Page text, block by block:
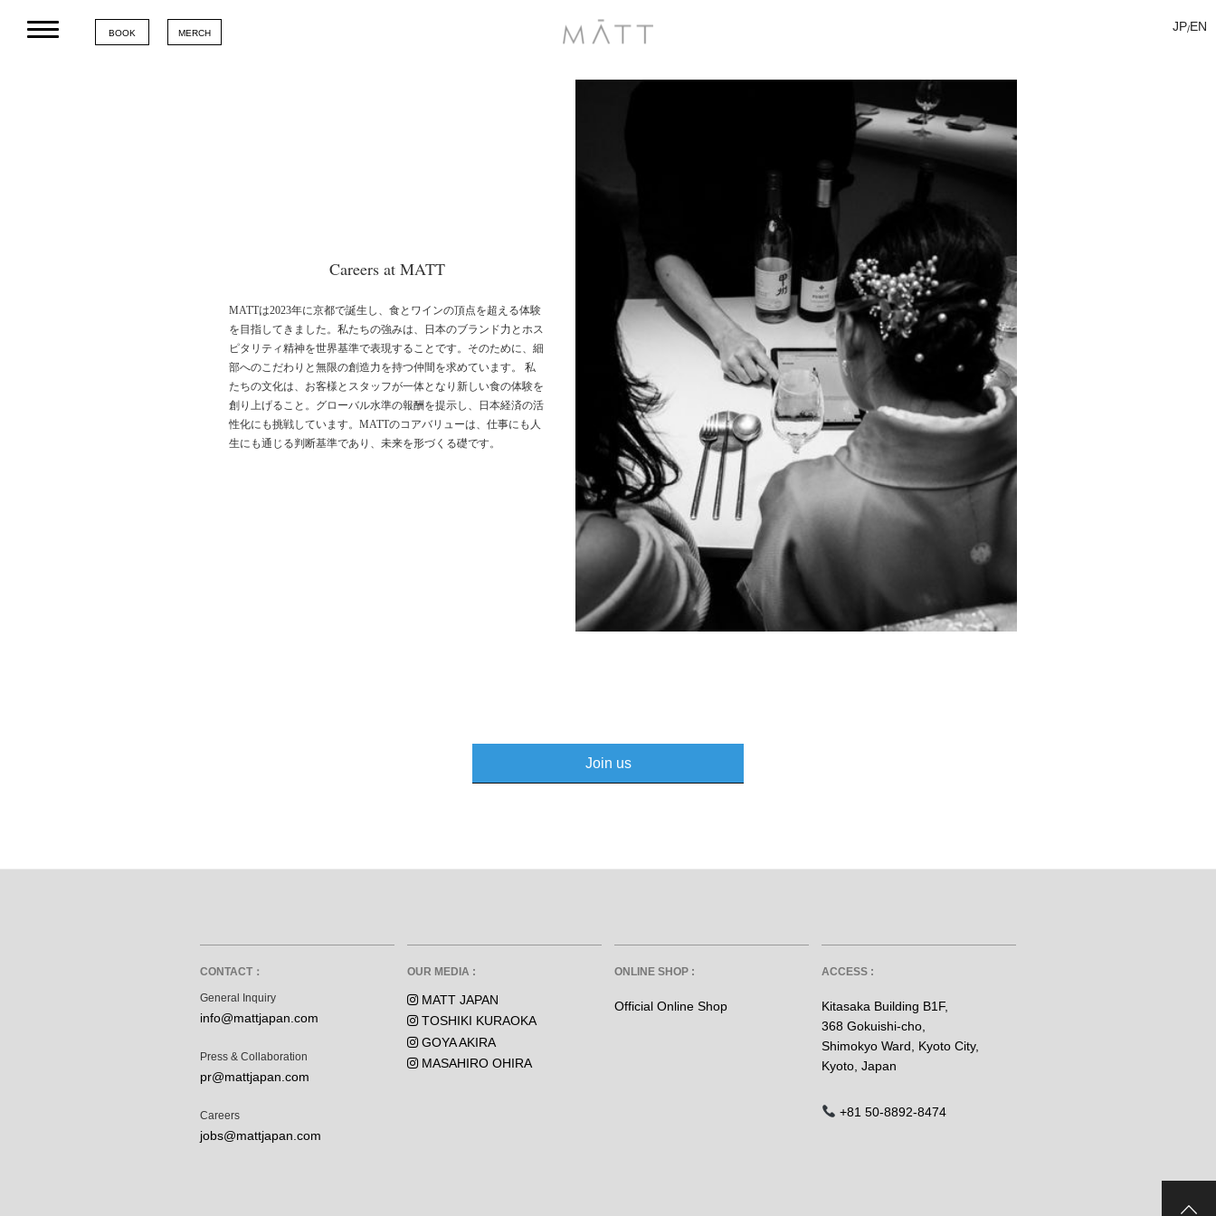
BOOK MERCH JP/EN
Careers at MATT
MATTは2023年に京都で誕生し、食とワインの頂点を超える体験
を目指してきました。私たちの強みは、日本のブランド力とホス
ピタリティ精神を世界基準で表現することです。そのために、細
部へのこだわりと無限の創造力を持つ仲間を求めています。 私
たちの文化は、お客様とスタッフが一体となり新しい食の体験を
創り上げること。グローバル水準の報酬を提示し、日本経済の活
性化にも挑戦しています。MATTのコアバリューは、仕事にも人
生にも通じる判断基準であり、未来を形づくる礎です。
Join us
CONTACT：
General Inquiry
info@mattjapan.com
Press & Collaboration
pr@mattjapan.com
Careers
jobs@mattjapan.com
OUR MEDIA :
MATT JAPAN
TOSHIKI KURAOKA
GOYA AKIRA
MASAHIRO OHIRA
ONLINE SHOP :
Official Online Shop
ACCESS :
Kitasaka Building B1F,
368 Gokuishi-cho,
Shimokyo Ward, Kyoto City,
Kyoto, Japan
+81 50-8892-8474